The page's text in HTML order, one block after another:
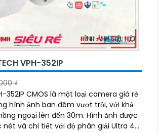
VPH-352IP
₫
352IP CMOS là một loại camera giá rẻ
hình ảnh ban đêm vượt trội, với khả
lên đến 30m. Hình ảnh được
nét và chi tiết với độ phân giải Ultra 4k